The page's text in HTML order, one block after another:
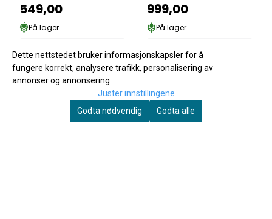
549,00
På lager
999,00
På lager
Andre kjøpte også
Dette nettstedet bruker informasjonskapsler for å
fungere korrekt, analysere trafikk, personalisering av
annonser og annonsering.
Juster innstillingene
Godta nødvendig
Godta alle